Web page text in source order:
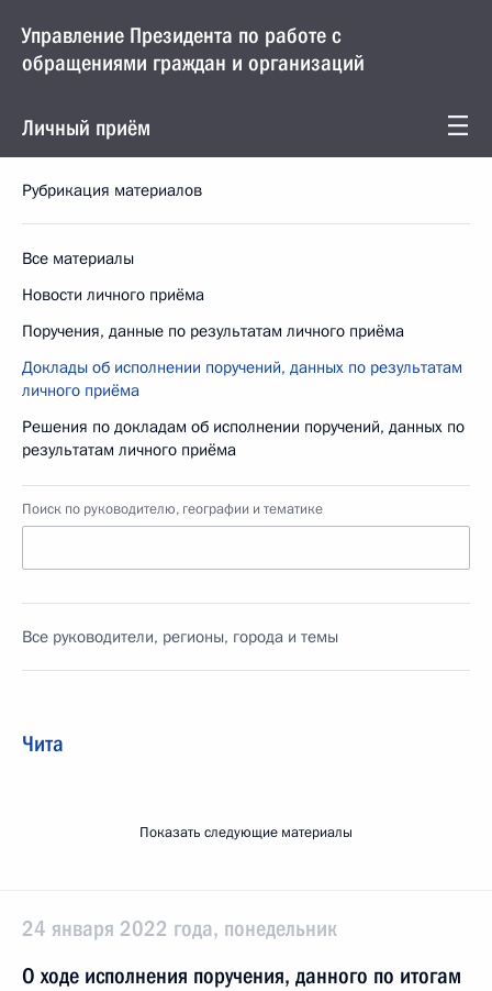
Управление Президента по работе с
обращениями граждан и организаций
Личный приём
Рубрикация материалов
Все материалы
Новости личного приёма
Поручения, данные по результатам личного приёма
Доклады об исполнении поручений, данных по результатам
личного приёма
Решения по докладам об исполнении поручений, данных по
результатам личного приёма
Поиск по руководителю, географии и тематике
Все руководители, регионы, города и темы
Чита
Показать следующие материалы
24 января 2022 года, понедельник
О ходе исполнения поручения, данного по итогам